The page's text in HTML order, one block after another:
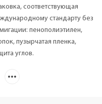
соответствующая
стандарту без
пенополиэтилен,
пузырчатая пленка,
углов.